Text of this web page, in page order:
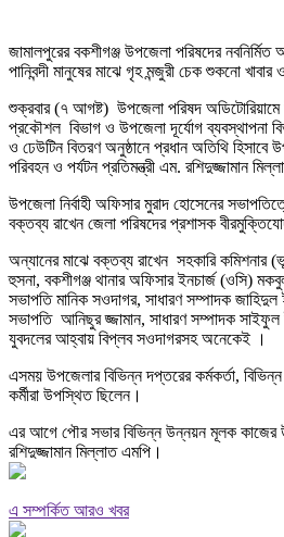
জামালপুরের বকশীগঞ্জ উপজেলা পরিষদের
পানিবন্দী মানুষের মাঝে গৃহ মন্জুরী চেক শুকনো
শুক্রবার (৭ আগষ্ট) উপজেলা পরিষদ
প্রকৌশল বিভাগ ও উপজেলা দূর্যোগ ব্যবস্থাপনা
ও ঢেউটিন বিতরণ অনুষ্ঠানে প্রধান অতিথি হিসাবে
পরিবহন ও পর্যটন প্রতিমন্ত্রী এম. রশিদুজ্জামান
উপজেলা নির্বাহী অফিসার মুরাদ হোসেনের
বক্তব্য রাখেন জেলা পরিষদের প্রশাসক
অন্যানের মাঝে বক্তব্য রাখেন সহকারি
হুসনা, বকশীগঞ্জ থানার অফিসার ইনচার্জ (ওসি)
সভাপতি মানিক সওদাগর, সাধারণ সম্পাদক জাহিদুল
সভাপতি আনিছুর জ্জামান, সাধারণ সম্পাদক
যুবদলের আহ্বায় বিপ্লব সওদাগরসহ অনেকেই ।
এসময় উপজেলার বিভিন্ন দপ্তরের কর্মকর্তা, বিভিন্ন
কর্মীরা উপস্থিত ছিলেন।
এর আগে পৌর সভার বিভিন্ন উন্নয়ন মূলক কাজের
রশিদুজ্জামান মিল্লাত এমপি।
এ সম্পর্কিত আরও খবর